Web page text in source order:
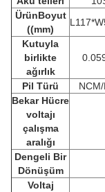
ÜrünBoyut
((mm)
Kutuyla
birlikte
ağırlık
Pil Türü
Bekar Hücre
voltajı
çalışma
aralığı
Dengeli Bir
Dönüşüm
Voltaj